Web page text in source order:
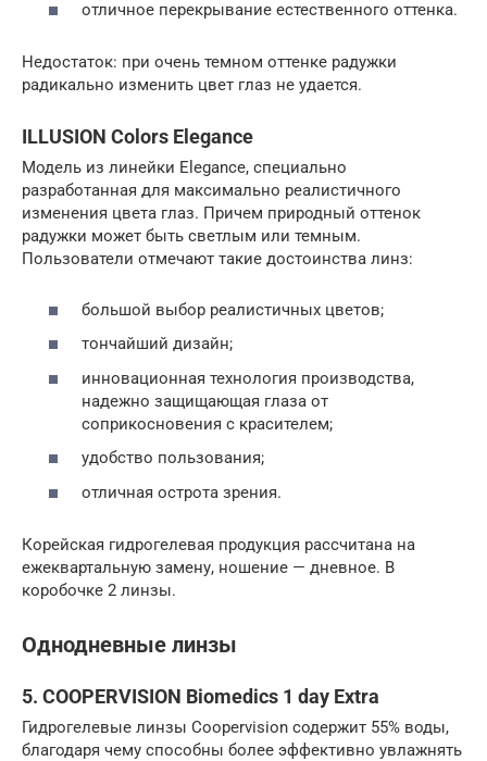
отличное перекрывание естественного оттенка.
Недостаток: при очень темном оттенке радужки
радикально изменить цвет глаз не удается.
ILLUSION Colors Elegance
Модель из линейки Elegance, специально
разработанная для максимально реалистичного
изменения цвета глаз. Причем природный оттенок
радужки может быть светлым или темным.
Пользователи отмечают такие достоинства линз:
большой выбор реалистичных цветов;
тончайший дизайн;
инновационная технология производства,
надежно защищающая глаза от
соприкосновения с красителем;
удобство пользования;
отличная острота зрения.
Корейская гидрогелевая продукция рассчитана на
ежеквартальную замену, ношение — дневное. В
коробочке 2 линзы.
Однодневные линзы
5. COOPERVISION Biomedics 1 day Extra
Гидрогелевые линзы Сoopervision содержит 55% воды,
благодаря чему способны более эффективно увлажнять